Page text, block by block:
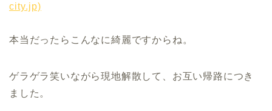
city.jp)
本当だったらこんなに綺麗ですからね。
ゲラゲラ笑いながら現地解散して、お互い帰路につき
ました。